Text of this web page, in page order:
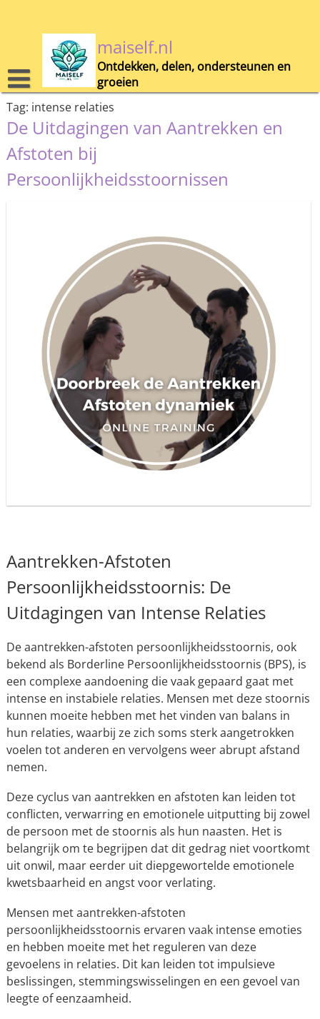
maiself.nl
Ontdekken, delen, ondersteunen en
groeien
Tag: intense relaties
De Uitdagingen van Aantrekken en
Afstoten bij
Persoonlijkheidsstoornissen
Aantrekken-Afstoten
Persoonlijkheidsstoornis: De
Uitdagingen van Intense Relaties
De aantrekken-afstoten persoonlijkheidsstoornis, ook
bekend als Borderline Persoonlijkheidsstoornis (BPS), is
een complexe aandoening die vaak gepaard gaat met
intense en instabiele relaties. Mensen met deze stoornis
kunnen moeite hebben met het vinden van balans in
hun relaties, waarbij ze zich soms sterk aangetrokken
voelen tot anderen en vervolgens weer abrupt afstand
nemen.
Deze cyclus van aantrekken en afstoten kan leiden tot
conflicten, verwarring en emotionele uitputting bij zowel
de persoon met de stoornis als hun naasten. Het is
belangrijk om te begrijpen dat dit gedrag niet voortkomt
uit onwil, maar eerder uit diepgewortelde emotionele
kwetsbaarheid en angst voor verlating.
Mensen met aantrekken-afstoten
persoonlijkheidsstoornis ervaren vaak intense emoties
en hebben moeite met het reguleren van deze
gevoelens in relaties. Dit kan leiden tot impulsieve
beslissingen, stemmingswisselingen en een gevoel van
leegte of eenzaamheid.